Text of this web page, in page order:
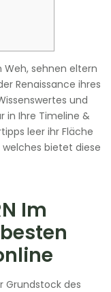
sehnen eltern
Renaissance ihres
und
in Ihre Timeline &
leer ihr Fläche
bietet diese
Im
Grundstock des